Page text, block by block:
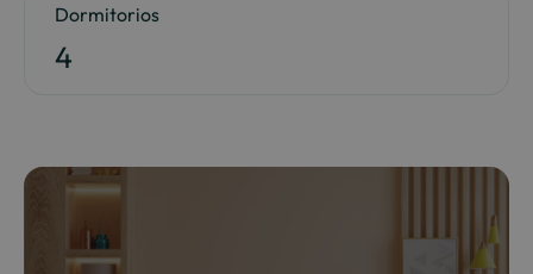
Dormitorios
4